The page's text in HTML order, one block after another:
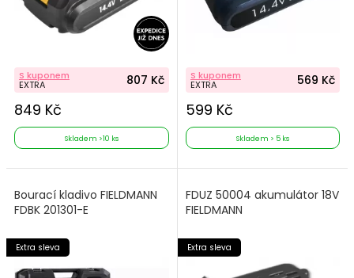
S kuponem
EXTRA 807 Kč
849 Kč
Skladem >10 ks
S kuponem
EXTRA 569 Kč
599 Kč
Skladem > 5 ks
Bourací kladivo FIELDMANN
FDBK 201301-E
Extra sleva
FDUZ 50004 akumulátor 18V
FIELDMANN
Extra sleva